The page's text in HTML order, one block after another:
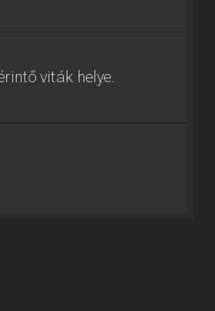
viták helye.